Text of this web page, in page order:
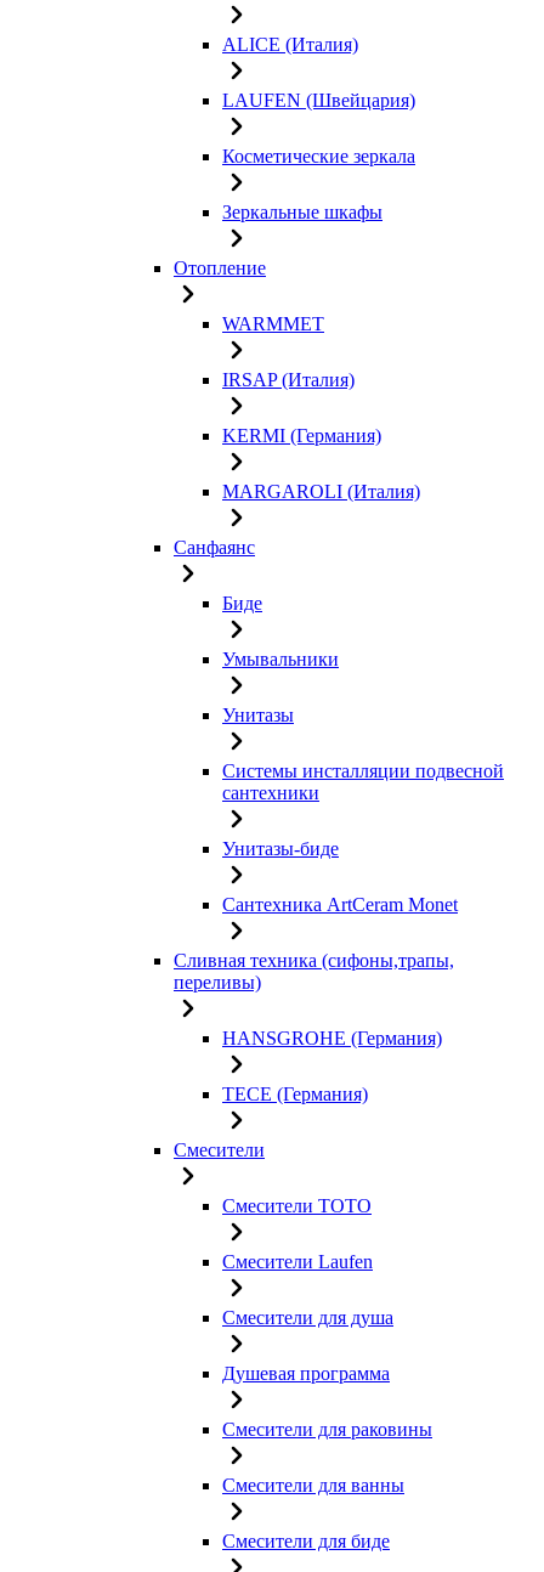
ALICE (Италия)
LAUFEN (Швейцария)
Косметические зеркала
Зеркальные шкафы
Отопление
WARMMET
IRSAP (Италия)
KERMI (Германия)
MARGAROLI (Италия)
Санфаянс
Биде
Умывальники
Унитазы
Системы инсталляции подвесной
сантехники
Унитазы-биде
Сантехника ArtCeram Monet
Сливная техника (сифоны,трапы,
переливы)
HANSGROHE (Германия)
TECE (Германия)
Смесители
Смесители TOTO
Смесители Laufen
Смесители для душа
Душевая программа
Смесители для раковины
Смесители для ванны
Смесители для биде